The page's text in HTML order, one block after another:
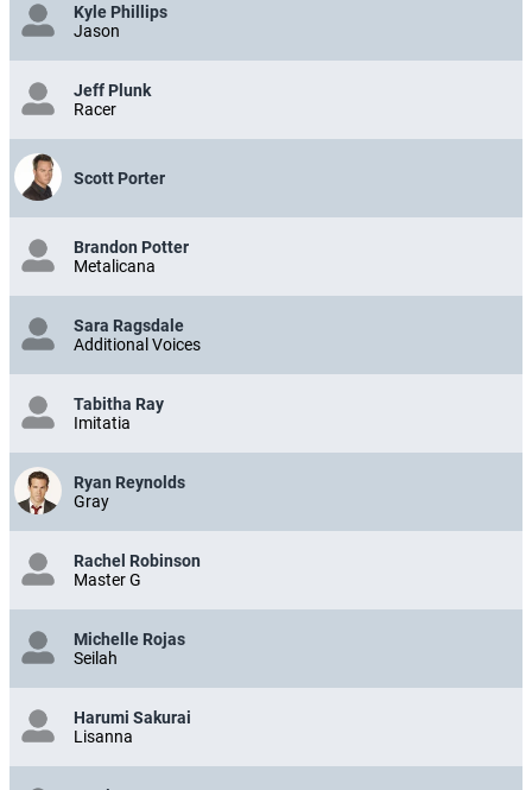
Kyle Phillips
Jason
Jeff Plunk
Racer
Scott Porter
Brandon Potter
Metalicana
Sara Ragsdale
Additional Voices
Tabitha Ray
Imitatia
Ryan Reynolds
Gray
Rachel Robinson
Master G
Michelle Rojas
Seilah
Harumi Sakurai
Lisanna